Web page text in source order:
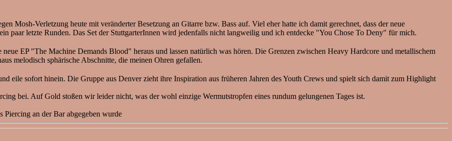
Mosh-Verletzung heute mit veränderter Besetzung an Gitarre bzw. Bass auf. Viel eher hatte ich damit gerechnet, dass der neue
paar letzte Runden. Das Set der StuttgarterInnen wird jedenfalls nicht langweilig und ich entdecke "You Chose To Deny" für mich.
EP "The Machine Demands Blood" heraus und lassen natürlich was hören. Die Grenzen zwischen Heavy Hardcore und metallischem
melodisch sphärische Abschnitte, die meinen Ohren gefallen.
eile sofort hinein. Die Gruppe aus Denver zieht ihre Inspiration aus früheren Jahren des Youth Crews und spielt sich damit zum Highlight
bei. Auf Gold stoßen wir leider nicht, was der wohl einzige Wermutstropfen eines rundum gelungenen Tages ist.
Piercing an der Bar abgegeben wurde